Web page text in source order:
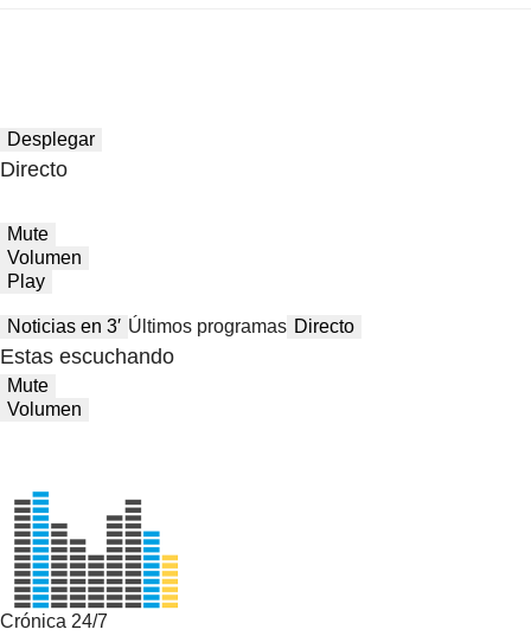
Desplegar
Directo
Mute
Volumen
Play
Noticias en 3′ Últimos programas Directo
Estas escuchando
Mute
Volumen
Crónica 24/7